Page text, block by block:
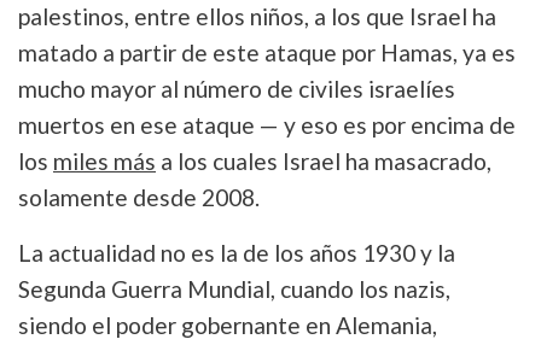
palestinos, entre ellos niños, a los que Israel ha
matado a partir de este ataque por Hamas, ya es
mucho mayor al número de civiles israelíes
muertos en ese ataque — y eso es por encima de
los miles más a los cuales Israel ha masacrado,
solamente desde 2008.
La actualidad no es la de los años 1930 y la
Segunda Guerra Mundial, cuando los nazis,
siendo el poder gobernante en Alemania,